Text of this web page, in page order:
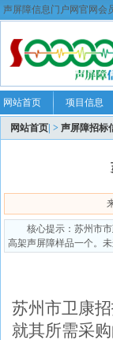
声屏障信息门户网官网会
网站首页 项目信息
网站首页 | > 声屏障招标
核心提示：苏州市
高架声屏障样品一个。
苏州市卫康
就其所需采